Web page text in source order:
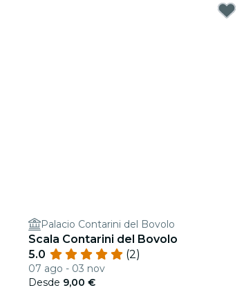
Palacio Contarini del Bovolo
Scala Contarini del Bovolo
5.0
(2)
07 ago - 03 nov
Desde 9,00 €